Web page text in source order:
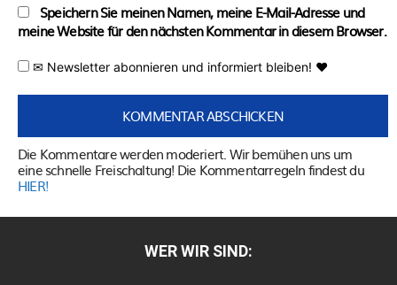
Speichern Sie meinen Namen, meine E-Mail-Adresse und
meine Website für den nächsten Kommentar in diesem Browser.
✉ Newsletter abonnieren und informiert bleiben! ♥
Die Kommentare werden moderiert. Wir bemühen uns um
eine schnelle Freischaltung! Die Kommentarregeln findest du
HIER!
WER WIR SIND: